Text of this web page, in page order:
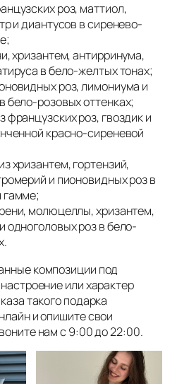
роз, маттиол,
и диантусов в сиренево-
хризантем, антирринума,
в бело-желтых тонах;
роз, лимониума и
бело-розовых оттенках;
французских роз, гвоздик и
красно-сиреневой
хризантем, гортензий,
и пионовидных роз в
гамме;
молюцеллы, хризантем,
одноголовых роз в бело-
композиции под
или характер
такого подарка
и опишите свои
нам с 9:00 до 22:00.